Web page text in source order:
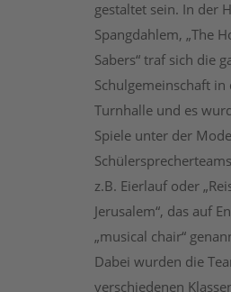
gestaltet sein. In der
Spangdahlem, „The
Sabers“ traf sich die
Schulgemeinschaft in
Turnhalle und es
Spiele unter der
z.B. Eierlauf oder
Jerusalem“, das auf
„musical chair“
Dabei wurden die
verschiedenen